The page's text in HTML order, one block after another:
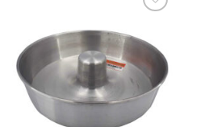
Lista